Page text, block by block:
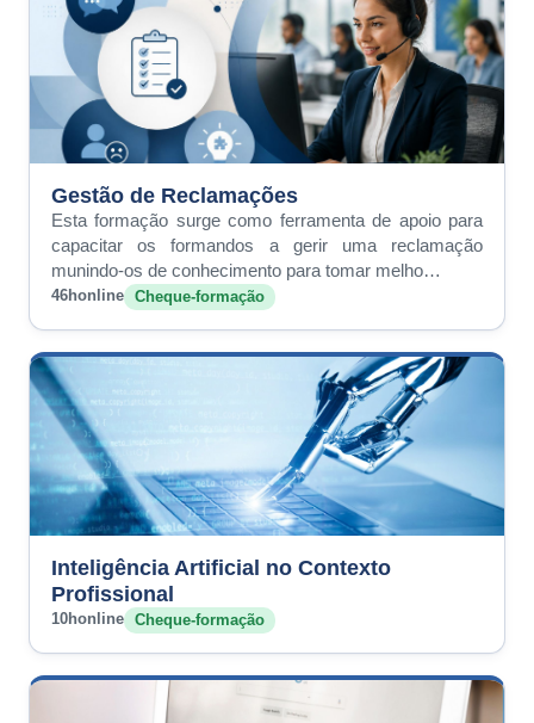
Gestão de Reclamações
Esta formação surge como ferramenta de apoio para
capacitar os formandos a gerir uma reclamação
munindo-os de conhecimento para tomar melho…
46honline Cheque-formação
Inteligência Artificial no Contexto
Profissional
10honline Cheque-formação